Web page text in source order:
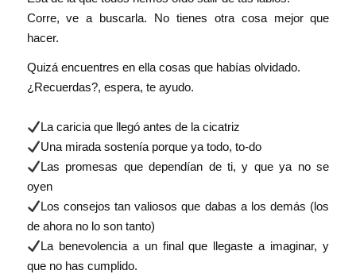
Corre, ve a buscarla. No tienes otra cosa mejor que
hacer.
Quizá encuentres en ella cosas que habías olvidado.
¿Recuerdas?, espera, te ayudo.
La caricia que llegó antes de la cicatriz
Una mirada sostenía porque ya todo, to-do
Las promesas que dependían de ti, y que ya no se
oyen
Los consejos tan valiosos que dabas a los demás (los
de ahora no lo son tanto)
La benevolencia a un final que llegaste a imaginar, y
que no has cumplido.